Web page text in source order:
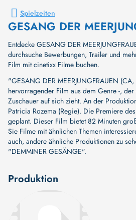
Spielzeiten
GESANG DER
Entdecke GESANG DER
durchsuche Bewerbungen, Trailer und
Film mit cinetixx Filme buchen.
"GESANG DER MEERJUNGFRAUEN
hervorragender Film aus dem Genre -,
Zuschauer auf sich zieht. An der
Patricia Rozema (Regie). Die Premiere
geplant. Dieser Film bietet 82 Minuten
Sie Filme mit ähnlichen Themen
auch, andere ähnliche Produktionen zu
"DEMMINER GESÄNGE".
Produktion